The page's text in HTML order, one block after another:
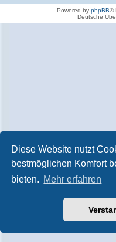
Diese Website nutzt
bestmöglichen Komfort
bieten. Mehr erfahren
Powered by phpBB®
Deutsche